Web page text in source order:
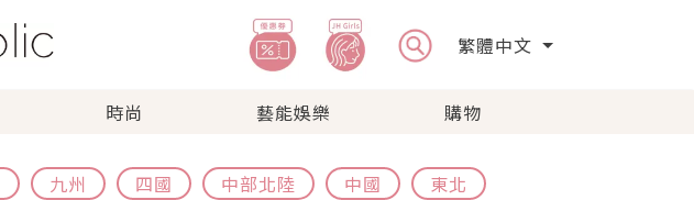
繁體中文
時尚 藝能娛樂 購物
九州 四國 中部北陸 中國 東北